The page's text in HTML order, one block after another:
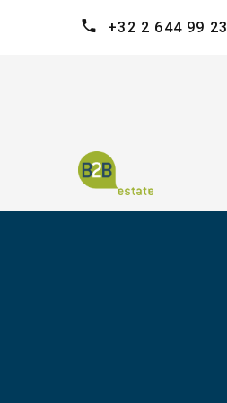
+32 2 644 99 23